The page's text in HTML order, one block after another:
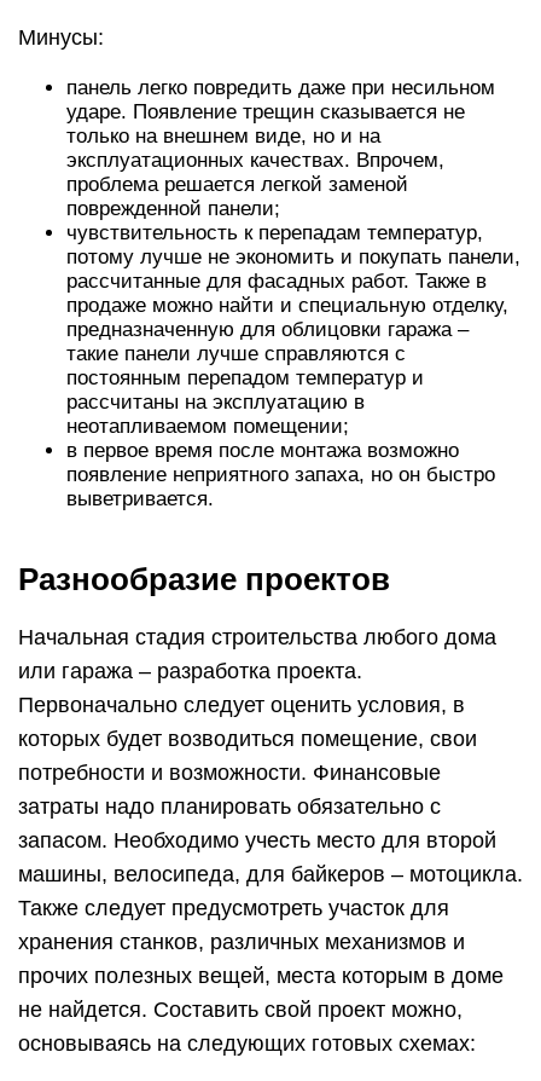
Минусы:
панель легко повредить даже при несильном
ударе. Появление трещин сказывается не
только на внешнем виде, но и на
эксплуатационных качествах. Впрочем,
проблема решается легкой заменой
поврежденной панели;
чувствительность к перепадам температур,
потому лучше не экономить и покупать панели,
рассчитанные для фасадных работ. Также в
продаже можно найти и специальную отделку,
предназначенную для облицовки гаража –
такие панели лучше справляются с
постоянным перепадом температур и
рассчитаны на эксплуатацию в
неотапливаемом помещении;
в первое время после монтажа возможно
появление неприятного запаха, но он быстро
выветривается.
Разнообразие проектов
Начальная стадия строительства любого дома
или гаража – разработка проекта.
Первоначально следует оценить условия, в
которых будет возводиться помещение, свои
потребности и возможности. Финансовые
затраты надо планировать обязательно с
запасом. Необходимо учесть место для второй
машины, велосипеда, для байкеров – мотоцикла.
Также следует предусмотреть участок для
хранения станков, различных механизмов и
прочих полезных вещей, места которым в доме
не найдется. Составить свой проект можно,
основываясь на следующих готовых схемах: